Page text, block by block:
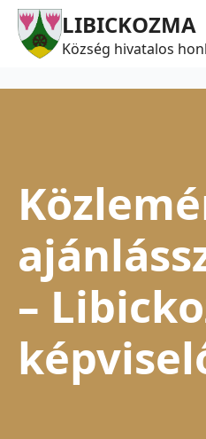
LIBICKOZMA
Község hivatalos
–